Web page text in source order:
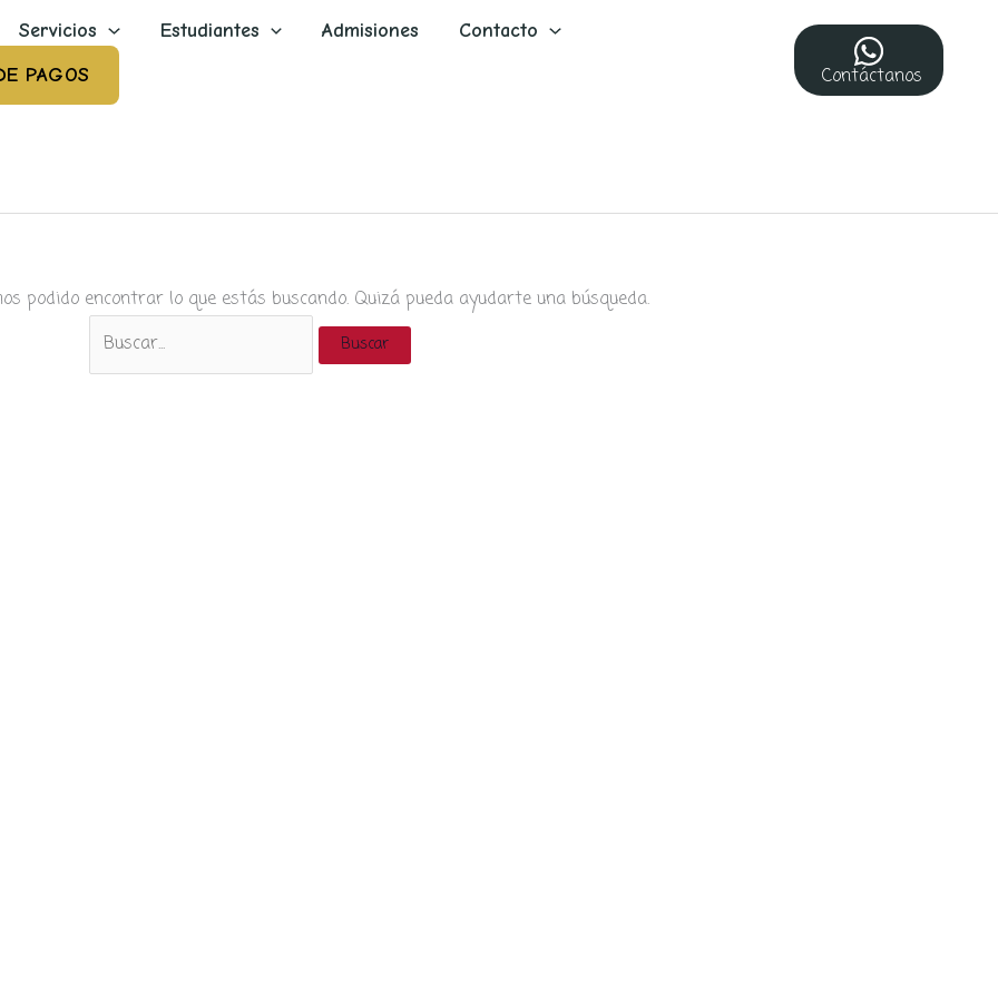
Servicios Estudiantes Admisiones
Contacto
PAGOS
Contáctanos
podido encontrar lo que estás buscando. Quizá pueda ayudarte una búsqueda.
Buscar